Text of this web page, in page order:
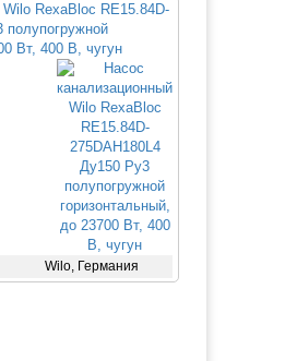
RexaBloc RE15.84D-
полупогружной
Вт, 400 В, чугун
Wilo, Германия